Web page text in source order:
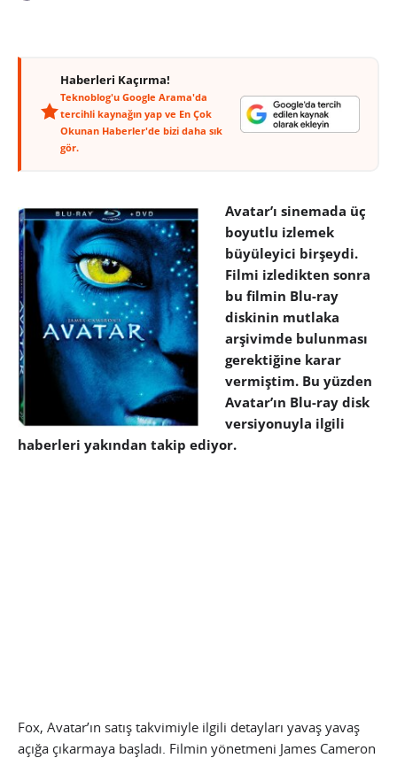
Haberleri Kaçırma!
Teknoblog'u Google Arama'da
tercihli kaynağın yap ve En Çok
Okunan Haberler'de bizi daha sık
gör.
Avatar’ı sinemada üç
boyutlu izlemek
büyüleyici birşeydi.
Filmi izledikten sonra
bu filmin Blu-ray
diskinin mutlaka
arşivimde bulunması
gerektiğine karar
vermiştim. Bu yüzden
Avatar’ın Blu-ray disk
versiyonuyla ilgili
haberleri yakından takip ediyor.
Fox, Avatar’ın satış takvimiyle ilgili detayları yavaş yavaş
açığa çıkarmaya başladı. Filmin yönetmeni James Cameron